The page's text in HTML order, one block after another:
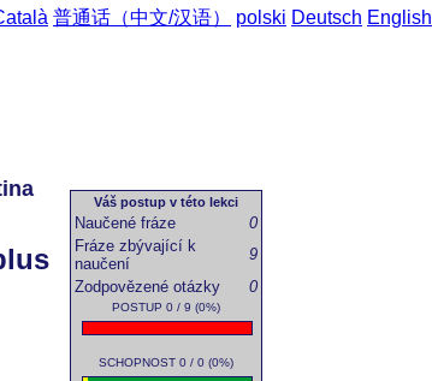
普通话（中文/汉语） polski Deutsch English
Váš postup v této lekci
Naučené fráze
0
Fráze zbývající k
naučení
9
Zodpovězené otázky
0
POSTUP 0 / 9 (0%)
SCHOPNOST 0 / 0 (0%)